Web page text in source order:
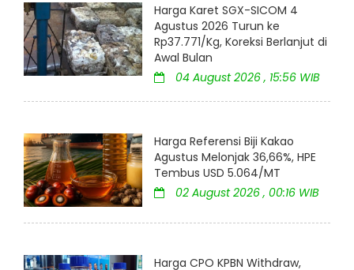
Harga Karet SGX-SICOM 4
Agustus 2026 Turun ke
Rp37.771/Kg, Koreksi Berlanjut di
Awal Bulan
04 August 2026 , 15:56 WIB
Harga Referensi Biji Kakao
Agustus Melonjak 36,66%, HPE
Tembus USD 5.064/MT
02 August 2026 , 00:16 WIB
Harga CPO KPBN Withdraw,